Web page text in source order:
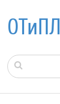
ОТиПЛ